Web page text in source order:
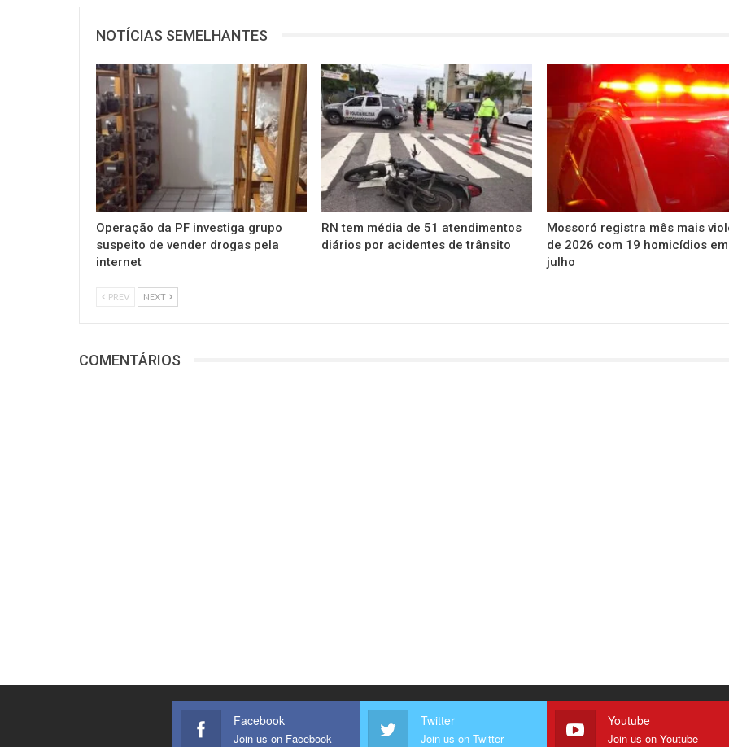
NOTÍCIAS SEMELHANTES
Operação da PF investiga grupo
suspeito de vender drogas pela
internet
RN tem média de 51 atendimentos
diários por acidentes de trânsito
Mossoró registra mês mais
de 2026 com 19 homicídios em
julho
PREV NEXT
COMENTÁRIOS
Facebook
Join us on Facebook
Twitter
Join us on Twitter
Youtube
Join us on Youtube